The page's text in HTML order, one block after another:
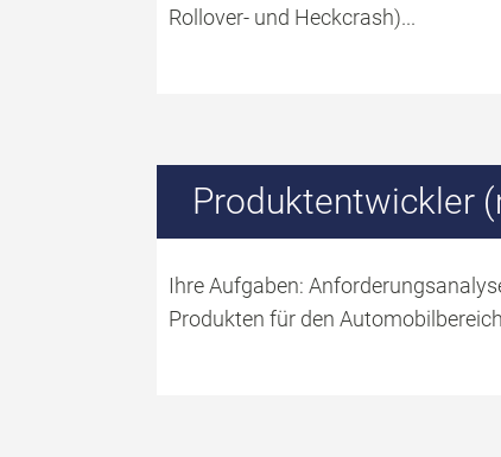
Rollover- und Heckcrash)...
Produktentwickler
Ihre Aufgaben:
Produkten für den